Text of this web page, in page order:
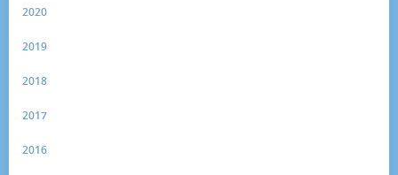
2020
2019
2018
2017
2016